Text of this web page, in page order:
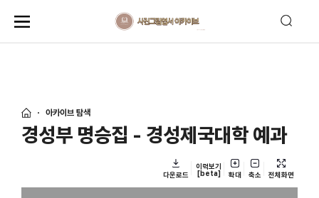
아카이브 탐색
경성부 명승집 - 경성제국대학 예과
다운로드
이력보기
[beta]
확대 축소 전체화면